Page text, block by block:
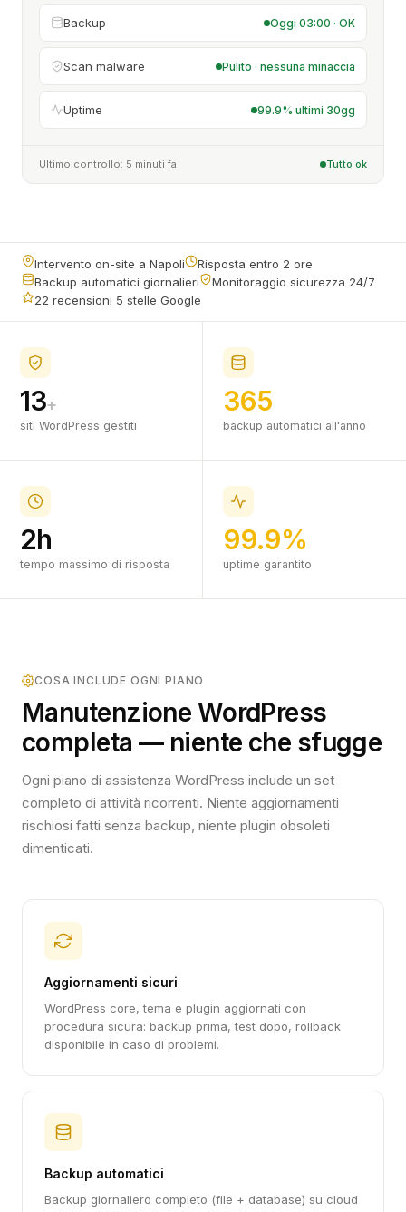
Backup Oggi 03:00 · OK
Scan malware Pulito · nessuna minaccia
Uptime 99.9% ultimi 30gg
Ultimo controllo: 5 minuti fa Tutto ok
Intervento on-site a Napoli
Risposta entro 2 ore
Backup automatici giornalieri
Monitoraggio sicurezza 24/7
22 recensioni 5 stelle Google
13+
siti WordPress gestiti
365
backup automatici all'anno
2h
tempo massimo di risposta
99.9%
uptime garantito
COSA INCLUDE OGNI PIANO
Manutenzione WordPress
completa — niente che sfugge
Ogni piano di assistenza WordPress include un set
completo di attività ricorrenti. Niente aggiornamenti
rischiosi fatti senza backup, niente plugin obsoleti
dimenticati.
Aggiornamenti sicuri
WordPress core, tema e plugin aggiornati con
procedura sicura: backup prima, test dopo, rollback
disponibile in caso di problemi.
Backup automatici
Backup giornaliero completo (file + database) su cloud